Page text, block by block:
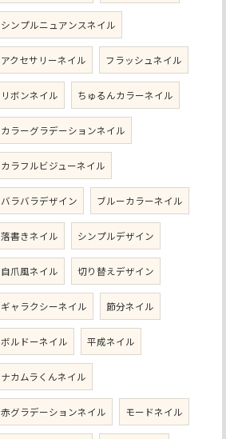
シンプルニュアンスネイル
アクセサリーネイル フラッシュネイル
リボンネイル ちゅるんカラーネイル
カラーグラデーションネイル
カラフルビジューネイル
バラバラデザイン ブルーカラーネイル
落書きネイル シンプルデザイン
自爪風ネイル 切り替えデザイン
ギャラクシーネイル 節分ネイル
ボルドーネイル 平成ネイル
ナカムラくんネイル
赤グラデーションネイル モードネイル